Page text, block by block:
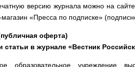
версию журнала можно на
«Пресса по подписке»
оферта)
статьи в журнале «Вестник
образовательное учреждение